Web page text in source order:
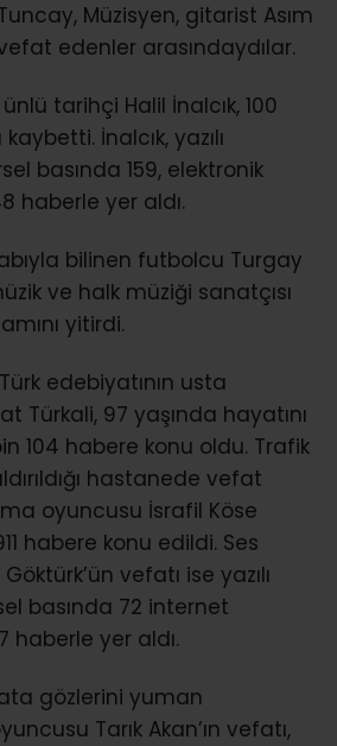
Müzisyen, gitarist Asım
edenler arasındaydılar.
tarihçi Halil İnalcık, 100
İnalcık, yazılı
basında 159, elektronik
haberle yer aldı.
bilinen futbolcu Turgay
ve halk müziği sanatçısı
yitirdi.
edebiyatının usta
Türkali, 97 yaşında hayatını
104 habere konu oldu. Trafik
hastanede vefat
oyuncusu İsrafil Köse
habere konu edildi. Ses
vefatı ise yazılı
basında 72 internet
haberle yer aldı.
gözlerini yuman
Tarık Akan’ın vefatı,